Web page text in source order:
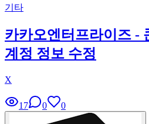
기타
카카오엔터프라이즈 -
계정 정보 수정
X
17 0 0